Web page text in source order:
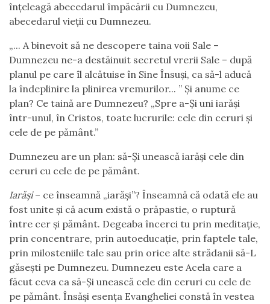
înțeleagă abecedarul împăcării cu Dumnezeu,
abecedarul vieții cu Dumnezeu.
„... A binevoit să ne descopere taina voii Sale –
Dumnezeu ne-a destăinuit secretul vrerii Sale – după
planul pe care îl alcătuise în Sine Însuși, ca să-l aducă
la îndeplinire la plinirea vremurilor... ” Și anume ce
plan? Ce taină are Dumnezeu? „Spre a-Și uni iarăși
într-unul, în Cristos, toate lucrurile: cele din ceruri și
cele de pe pământ.”
Dumnezeu are un plan: să-Și unească iarăși cele din
ceruri cu cele de pe pământ.
Iarăși– ce înseamnă „iarăși”? Înseamnă că odată ele au
fost unite și că acum există o prăpastie, o ruptură
între cer și pământ. Degeaba încerci tu prin meditație,
prin concentrare, prin autoeducație, prin faptele tale,
prin milosteniile tale sau prin orice alte strădanii să-L
găsești pe Dumnezeu. Dumnezeu este Acela care a
făcut ceva ca să-Și unească cele din ceruri cu cele de
pe pământ. Însăși esența Evangheliei constă în vestea